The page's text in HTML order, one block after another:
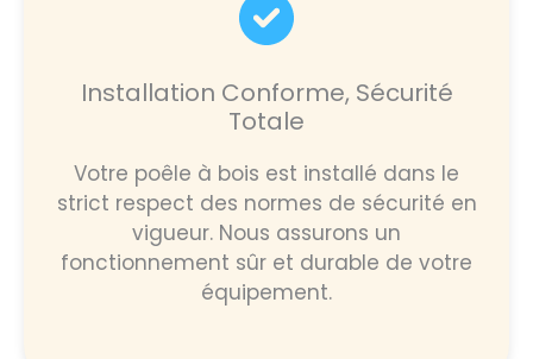
Installation Conforme, Sécurité
Totale
Votre poêle à bois est installé dans le
strict respect des normes de sécurité en
vigueur. Nous assurons un
fonctionnement sûr et durable de votre
équipement.